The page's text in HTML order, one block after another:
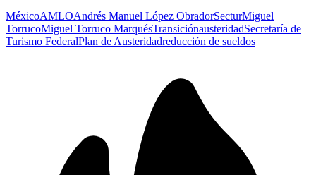
MéxicoAMLOAndrés Manuel López ObradorSecturMiguel
TorrucoMiguel Torruco MarquésTransiciónausteridadSecretaría de
Turismo FederalPlan de Austeridadreducción de sueldos